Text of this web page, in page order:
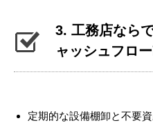
3. 工務店なら
ャッシュフロ
定期的な設備棚卸と不要